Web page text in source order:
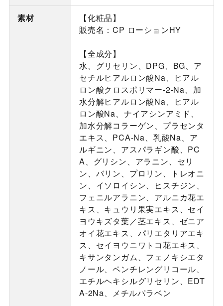
素材
【化粧品】
販売名：CP ローションHY
【全成分】
水、グリセリン、DPG、BG、ア
セチルヒアルロン酸Na、ヒアル
ロン酸クロスポリマー-2-Na、加
水分解ヒアルロン酸Na、ヒアル
ロン酸Na、ナイアシンアミド、
加水分解コラーゲン、プラセンタ
エキス、PCA-Na、乳酸Na、ア
ルギニン、アスパラギン酸、PC
A、グリシン、アラニン、セリ
ン、バリン、プロリン、トレオニ
ン、イソロイシン、ヒスチジン、
フェニルアラニン、アルニカ花エ
キス、キュウリ果実エキス、セイ
ヨウキズタ葉／茎エキス、ゼニア
オイ花エキス、パリエタリアエキ
ス、セイヨウニワトコ花エキス、
キサンタンガム、フェノキシエタ
ノール、ペンチレングリコール、
エチルヘキシルグリセリン、EDT
A-2Na、メチルパラベン